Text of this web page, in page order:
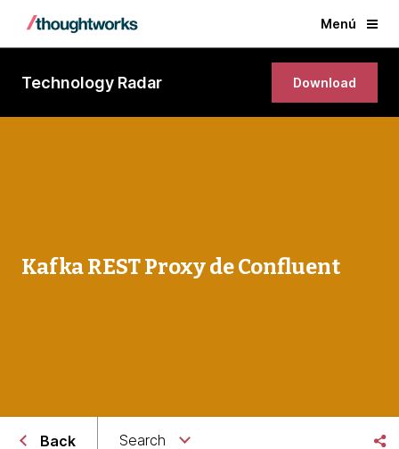
Menú
Technology Radar Download
Kafka REST Proxy de Confluent
Back Search